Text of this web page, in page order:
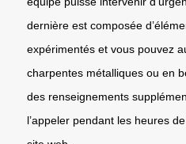
dernière est composée
expérimentés et vous pouvez
charpentes métalliques ou en
des renseignements
l’appeler pendant les heures